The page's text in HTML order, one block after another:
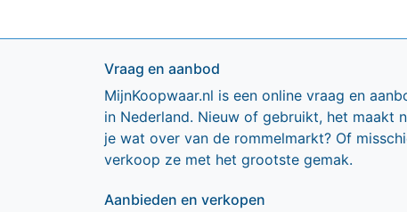
Vraag en aanbod
MijnKoopwaar.nl is een online vraag en
in Nederland. Nieuw of gebruikt, het maakt
je wat over van de rommelmarkt? Of
verkoop ze met het grootste gemak.
Aanbieden en verkopen